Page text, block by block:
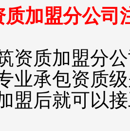
质加盟分公司
资质加盟分
业承包资质
盟后就可以